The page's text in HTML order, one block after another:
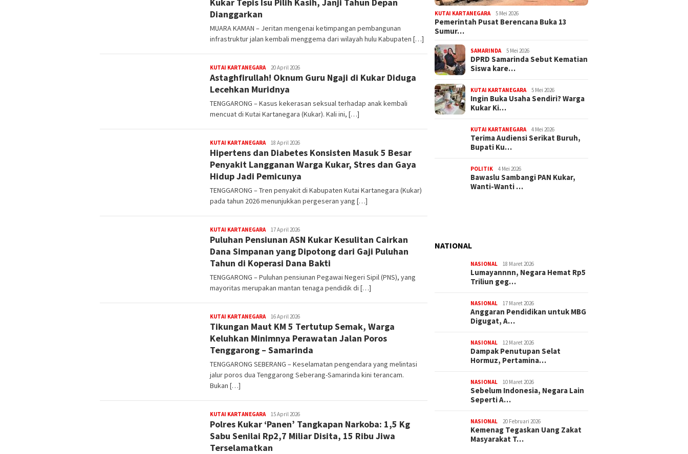
Dianggarkan
MUARA KAMAN – Jeritan mengenai ketimpangan pembangunan
infrastruktur jalan kembali menggema dari wilayah hulu Kabupaten […]
KUTAI KARTANEGARAeditoredaksi
20 April 2026
Astaghfirullah! Oknum Guru Ngaji di Kukar Diduga
Lecehkan Muridnya
TENGGARONG – Kasus kekerasan seksual terhadap anak kembali
mencuat di Kutai Kartanegara (Kukar). Kali ini, […]
KUTAI KARTANEGARAeditoredaksi
18 April 2026
Hipertens dan Diabetes Konsisten Masuk 5 Besar
Penyakit Langganan Warga Kukar, Stres dan Gaya
Hidup Jadi Pemicunya
TENGGARONG – Tren penyakit di Kabupaten Kutai Kartanegara (Kukar)
pada tahun 2026 menunjukkan pergeseran yang […]
KUTAI KARTANEGARAeditoredaksi
17 April 2026
Puluhan Pensiunan ASN Kukar Kesulitan Cairkan
Dana Simpanan yang Dipotong dari Gaji Puluhan
Tahun di Koperasi Dana Bakti
TENGGARONG – Puluhan pensiunan Pegawai Negeri Sipil (PNS), yang
mayoritas merupakan mantan tenaga pendidik di […]
KUTAI KARTANEGARAeditoredaksi
16 April 2026
Tikungan Maut KM 5 Tertutup Semak, Warga
Keluhkan Minimnya Perawatan Jalan Poros
Tenggarong – Samarinda
TENGGARONG SEBERANG – Keselamatan pengendara yang melintasi
jalur poros dua Tenggarong Seberang-Samarinda kini terancam.
Bukan […]
KUTAI KARTANEGARAeditoredaksi
15 April 2026
Polres Kukar ‘Panen’ Tangkapan Narkoba: 1,5 Kg
Sabu Senilai Rp2,7 Miliar Disita, 15 Ribu Jiwa
Terselamatkan
KUTAI KARTANEGARA 5 Mei 2026
Pemerintah Pusat Berencana Buka 13
Sumur…
SAMARINDA 5 Mei 2026
DPRD Samarinda Sebut Kematian
Siswa kare…
KUTAI KARTANEGARA 5 Mei 2026
Ingin Buka Usaha Sendiri? Warga
Kukar Ki…
KUTAI KARTANEGARA 4 Mei 2026
Terima Audiensi Serikat Buruh,
Bupati Ku…
POLITIK 4 Mei 2026
Bawaslu Sambangi PAN Kukar,
Wanti-Wanti …
NATIONAL
NASIONAL 18 Maret 2026
Lumayannnn, Negara Hemat Rp5
Triliun geg…
NASIONAL 17 Maret 2026
Anggaran Pendidikan untuk MBG
Digugat, A…
NASIONAL 12 Maret 2026
Dampak Penutupan Selat
Hormuz, Pertamina…
NASIONAL 10 Maret 2026
Sebelum Indonesia, Negara Lain
Seperti A…
NASIONAL 20 Februari 2026
Kemenag Tegaskan Uang Zakat
Masyarakat T…